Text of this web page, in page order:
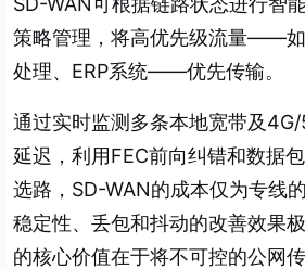
策略管理，将高优先级流量——
处理、ERP系统——优先传输。
通过实时监测多条本地宽带及
延迟，利用FEC前向纠错和数据
选路，SD-WAN的成本仅为专线
稳定性、丢包和抖动的改善效果
的核心价值在于将不可控的公网